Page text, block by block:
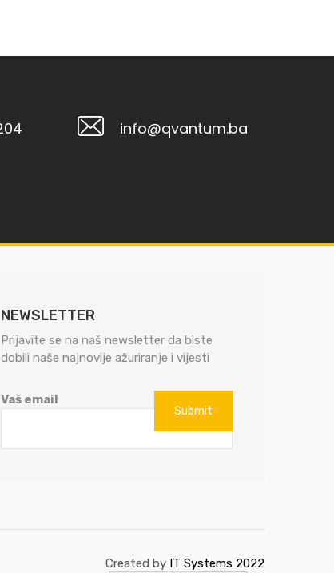
info@qvantum.ba
NEWSLETTER
Prijavite se na naš newsletter da biste
dobili naše najnovije ažuriranje i vijesti
Vaš email
Created by IT Systems 2022